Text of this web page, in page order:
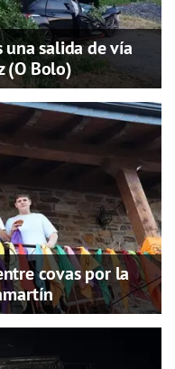
salida de vía
(O Bolo)
covas por la